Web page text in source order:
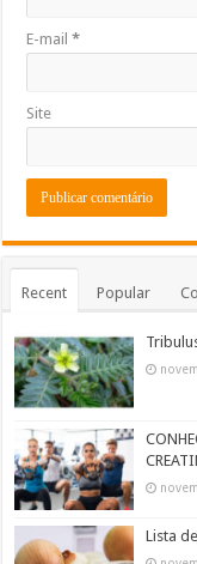
E-mail*
Site
Recent Popular
Lista